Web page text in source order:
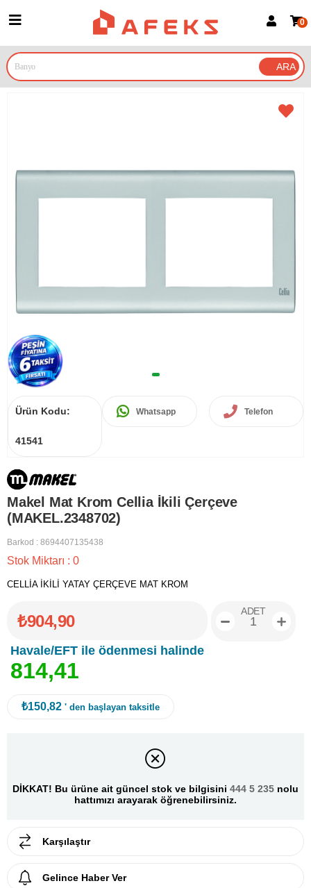
Google İle Bağlan
0
Ürün Kodu:
41541
Whatsapp Telefon
Makel Mat Krom Cellia İkili Çerçeve
(MAKEL.2348702)
Barkod : 8694407135438
Stok Miktarı : 0
CELLİA İKİLİ YATAY ÇERÇEVE MAT KROM
₺904,90
Havale/EFT ile ödenmesi halinde
814,41
ADET
₺150,82 ' den başlayan taksitle
DİKKAT! Bu ürüne ait güncel stok ve bilgisini 444 5 235 nolu
hattımızı arayarak öğrenebilirsiniz.
Karşılaştır
Gelince Haber Ver